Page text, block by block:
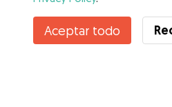
Eliška no está disponible
Aceptar todo